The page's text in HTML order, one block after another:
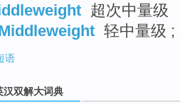
超次中量级
轻中量级 ;
语
汉双解大词典